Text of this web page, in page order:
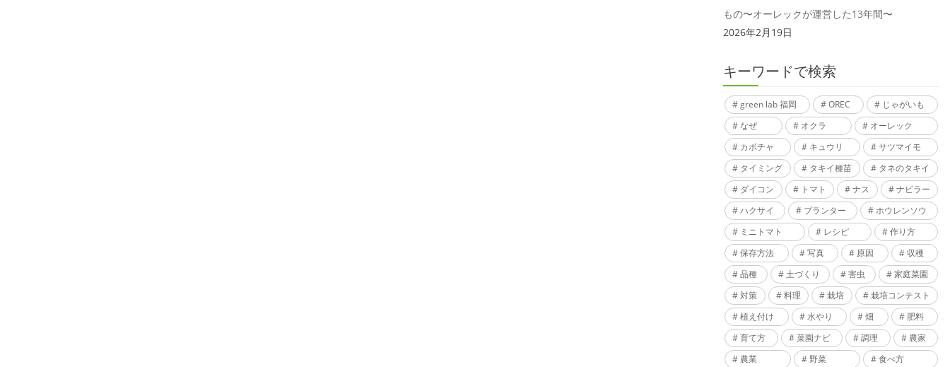
もの〜オーレックが運営した13年間〜
2026年2月19日
キーワードで検索
green lab 福岡 OREC
じゃがいも
なぜ
オクラ
オーレック
カボチャ
キュウリ
サツマイモ
タイミング
タキイ種苗
タネのタキイ
ダイコン
トマト ナス
ナビラー
ハクサイ
プランター
ホウレンソウ
ミニトマト
レシピ
作り方
保存方法
写真 原因
収穫
品種
土づくり 害虫
家庭菜園
対策
料理 栽培
栽培コンテスト
植え付け
水やり 畑
肥料
育て方
菜園ナビ 調理
農家
農業
野菜 食べ方